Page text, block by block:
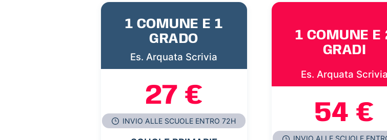
1 COMUNE E 1
GRADO
Es. Arquata Scrivia
27 €
INVIO ALLE SCUOLE ENTRO 72H
1 COMUNE E
GRADI
Es. Arquata Scrivia
54 €